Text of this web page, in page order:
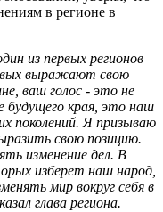
в регионе в
из первых регионов
выражают свою
ваш голос - это не
будущего края, это наш
поколений. Я призываю
свою позицию.
изменение дел. В
изберет наш народ,
мир вокруг себя в
глава региона.